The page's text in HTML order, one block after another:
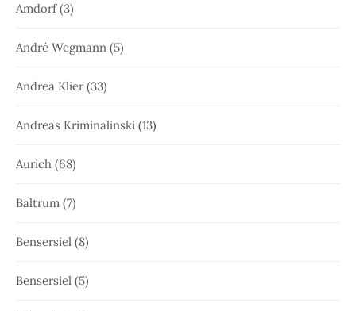
Amdorf(3)
André Wegmann (5)
Andrea Klier(33)
Andreas Kriminalinski (13)
Aurich (68)
Baltrum (7)
Bensersiel (8)
Bensersiel (5)